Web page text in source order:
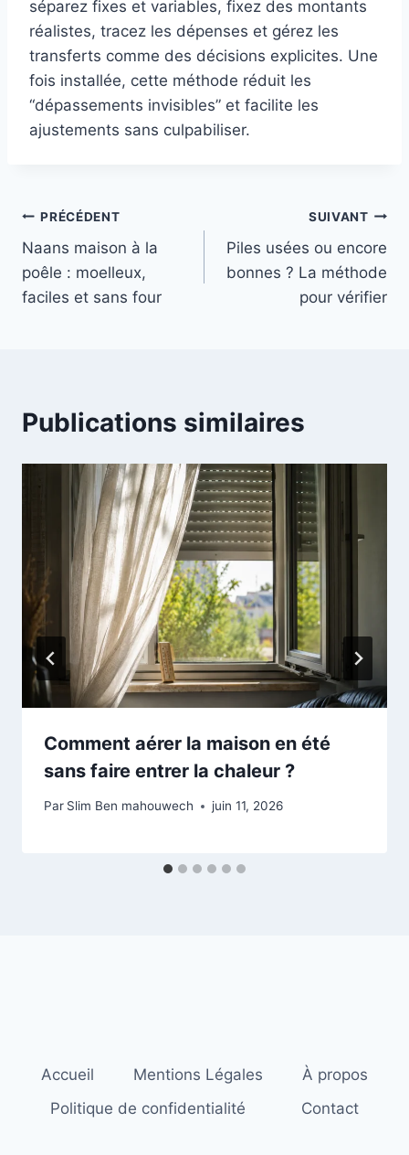
séparez fixes et variables, fixez des montants
réalistes, tracez les dépenses et gérez les
transferts comme des décisions explicites. Une
fois installée, cette méthode réduit les
“dépassements invisibles” et facilite les
ajustements sans culpabiliser.
Navigation
de
l’article
PRÉCÉDENT
Naans maison à la
poêle : moelleux,
faciles et sans four
SUIVANT
Piles usées ou encore
bonnes ? La méthode
pour vérifier
Publications similaires
Comment aérer la maison en été
sans faire entrer la chaleur ?
Par Slim Ben mahouwech juin 11, 2026
Accueil Mentions Légales
À propos
Politique de confidentialité
Contact